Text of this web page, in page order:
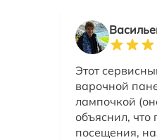
Этот
варочной
лампочкой
объяснил,
посещения,